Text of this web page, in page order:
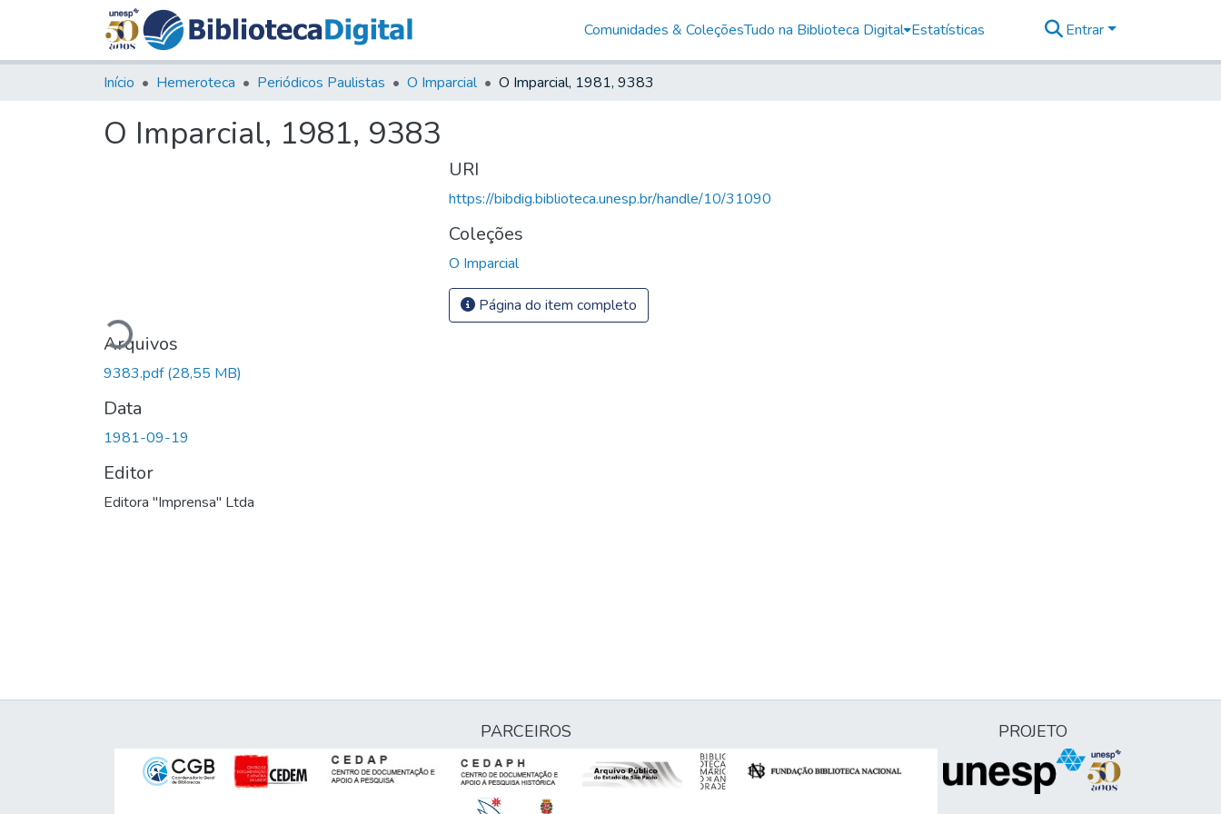
Comunidades & ColeçõesTudo na Biblioteca Digital Estatísticas Entrar
Início Hemeroteca Periódicos Paulistas O Imparcial O Imparcial, 1981, 9383
O Imparcial, 1981, 9383
Carregando...
Arquivos
9383.pdf(28,55 MB)
Data
1981-09-19
Editor
Editora "Imprensa" Ltda
URI
https://bibdig.biblioteca.unesp.br/handle/10/31090
Coleções
O Imparcial
Página do item completo
PARCEIROS PROJETO